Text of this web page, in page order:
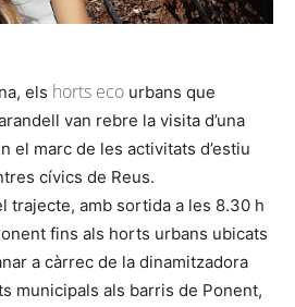
els horts eco urbans que
van rebre la visita d’una
el marc de les activitats d’estiu
cívics de Reus.
trajecte, amb sortida a les 8.30 h
fins als horts urbans ubicats
a càrrec de la dinamitzadora
municipals als barris de Ponent,